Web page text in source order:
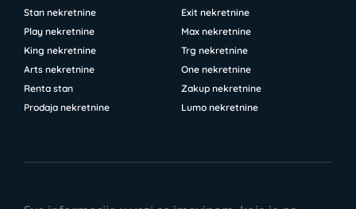
Stan nekretnine
Exit nekretnine
Play nekretnine
Max nekretnine
King nekretnine
Trg nekretnine
Arts nekretnine
One nekretnine
Renta stan
Zakup nekretnine
Prodaja nekretnine
Lumo nekretnine